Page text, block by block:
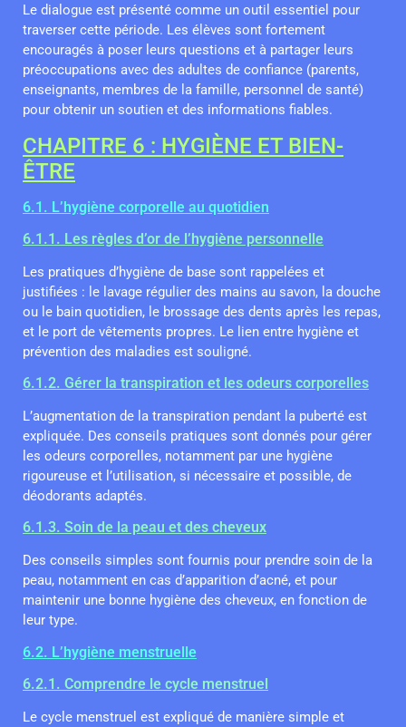
Le dialogue est présenté comme un outil essentiel pour
traverser cette période. Les élèves sont fortement
encouragés à poser leurs questions et à partager leurs
préoccupations avec des adultes de confiance (parents,
enseignants, membres de la famille, personnel de santé)
pour obtenir un soutien et des informations fiables.
CHAPITRE 6 : HYGIÈNE ET BIEN-
ÊTRE
6.1. L’hygiène corporelle au quotidien
6.1.1. Les règles d’or de l’hygiène personnelle
Les pratiques d’hygiène de base sont rappelées et
justifiées : le lavage régulier des mains au savon, la douche
ou le bain quotidien, le brossage des dents après les repas,
et le port de vêtements propres. Le lien entre hygiène et
prévention des maladies est souligné.
6.1.2. Gérer la transpiration et les odeurs corporelles
L’augmentation de la transpiration pendant la puberté est
expliquée. Des conseils pratiques sont donnés pour gérer
les odeurs corporelles, notamment par une hygiène
rigoureuse et l’utilisation, si nécessaire et possible, de
déodorants adaptés.
6.1.3. Soin de la peau et des cheveux
Des conseils simples sont fournis pour prendre soin de la
peau, notamment en cas d’apparition d’acné, et pour
maintenir une bonne hygiène des cheveux, en fonction de
leur type.
6.2. L’hygiène menstruelle
6.2.1. Comprendre le cycle menstruel
Le cycle menstruel est expliqué de manière simple et